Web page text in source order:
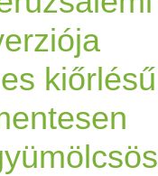
+
s banán
olaj
kiőrlésű